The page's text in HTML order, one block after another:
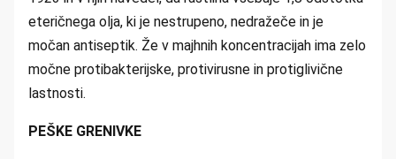
eteričnega olja, ki je nestrupeno, nedražeče in je
močan antiseptik. Že v majhnih koncentracijah ima zelo
močne protibakterijske, protivirusne in protiglivične
lastnosti.
PEŠKE GRENIVKE